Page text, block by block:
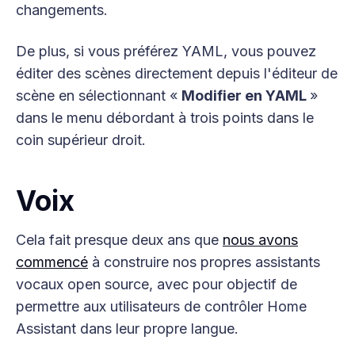
changements.
De plus, si vous préférez YAML, vous pouvez
éditer des scènes directement depuis l'éditeur de
scène en sélectionnant « Modifier en YAML »
dans le menu débordant à trois points dans le
coin supérieur droit.
Voix
Cela fait presque deux ans que nous avons
commencé à construire nos propres assistants
vocaux open source, avec pour objectif de
permettre aux utilisateurs de contrôler Home
Assistant dans leur propre langue.